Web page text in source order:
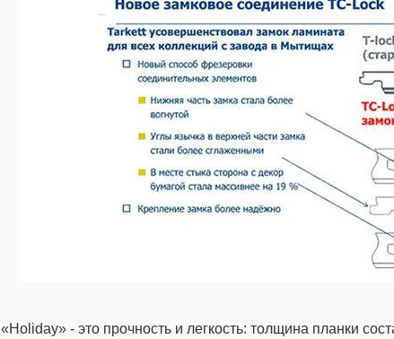
«Holiday» - это прочность и легкость: толщина планки